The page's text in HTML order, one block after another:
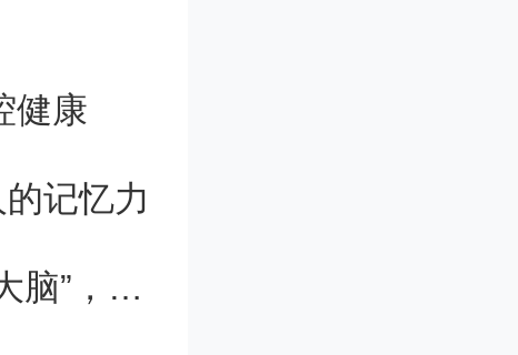
可获得
这个系
健康
记忆力
最新脑机接口芯片“15分钟完全植入大脑”，释放何种行业风向